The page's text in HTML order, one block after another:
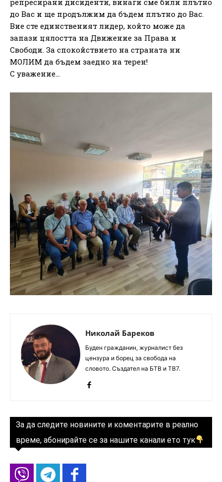
до Вас и ще продължим да бъдем плътно до Вас.
Вие сте единственият лидер, който може да
запази цялостта на Движение за Права и
Свободи. За спокойствието на страната ни
МОЛИМ да бъдем заедно на терен!
С уважение…
Николай Бареков
Буден гражданин, журналист без
цензура и борец за свобода на
словото. Създател на БТВ и ТВ7.
За да следите новините и коментарите в реално
време, абонирайте се за нашите канали ето тук